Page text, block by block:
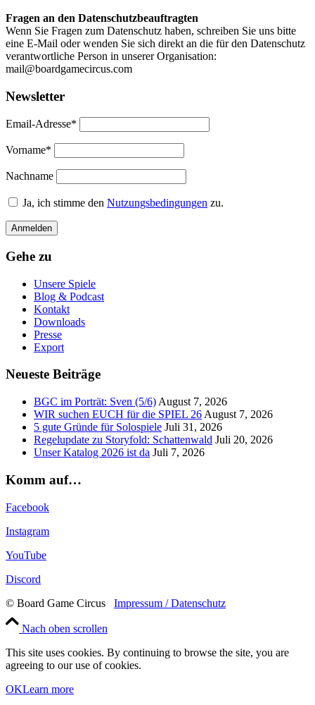
Fragen an den Datenschutzbeauftragten
Wenn Sie Fragen zum Datenschutz haben, schreiben Sie uns bitte
eine E-Mail oder wenden Sie sich direkt an die für den Datenschutz
verantwortliche Person in unserer Organisation:
mail@boardgamecircus.com
Newsletter
Email-Adresse*
Vorname*
Nachname
Ja, ich stimme den Nutzungsbedingungen zu.
Gehe zu
Unsere Spiele
Blog & Podcast
Kontakt
Downloads
Presse
Export
Neueste Beiträge
BGC im Porträt: Sven (5/6) August 7, 2026
WIR suchen EUCH für die SPIEL 26 August 7, 2026
5 gute Gründe für Solospiele Juli 31, 2026
Regelupdate zu Storyfold: Schattenwald Juli 20, 2026
Unser Katalog 2026 ist da Juli 7, 2026
Komm auf…
Facebook
Instagram
YouTube
Discord
© Board Game Circus Impressum / Datenschutz
Nach oben scrollen
This site uses cookies. By continuing to browse the site, you are
agreeing to our use of cookies.
OKLearn more